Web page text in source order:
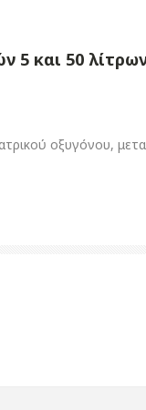
και 50
οξυγόνου,